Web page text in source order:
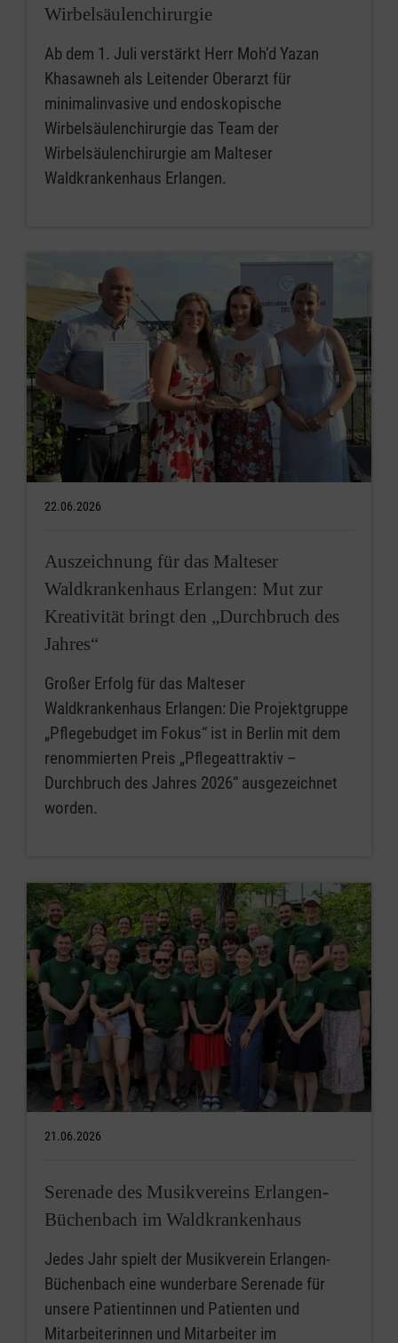
Wirbelsäulenchirurgie
Ab dem 1. Juli verstärkt Herr Moh’d Yazan
Khasawneh als Leitender Oberarzt für
minimalinvasive und endoskopische
Wirbelsäulenchirurgie das Team der
Wirbelsäulenchirurgie am Malteser
Waldkrankenhaus Erlangen.
22.06.2026
Auszeichnung für das Malteser
Waldkrankenhaus Erlangen: Mut zur
Kreativität bringt den „Durchbruch des
Jahres“
Großer Erfolg für das Malteser
Waldkrankenhaus Erlangen: Die Projektgruppe
„Pflegebudget im Fokus“ ist in Berlin mit dem
renommierten Preis „Pflegeattraktiv –
Durchbruch des Jahres 2026“ ausgezeichnet
worden.
21.06.2026
Serenade des Musikvereins Erlangen-
Büchenbach im Waldkrankenhaus
Jedes Jahr spielt der Musikverein Erlangen-
Büchenbach eine wunderbare Serenade für
unsere Patientinnen und Patienten und
Mitarbeiterinnen und Mitarbeiter im